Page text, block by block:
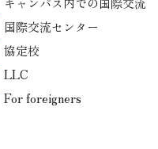
国際交流センター
協定校
LLC
For foreigners